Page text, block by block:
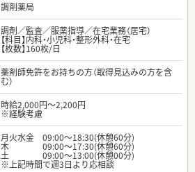
調剤薬局
調剤／監査／服薬指導／在宅業務（居宅）
【科目】内科・小児科・整形外科・在宅
【枚数】160枚/日
薬剤師免許をお持ちの方（取得見込みの方を含
む）
時給2,000円～2,200円
※経験考慮
月火水金 09:00～18:30(休憩60分)
木 09:00～17:30(休憩60分)
土 09:00～13:00(休憩00分)
※上記時間で週3日より応相談